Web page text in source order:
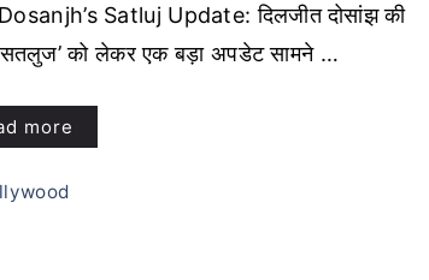
Satluj Update: दिलजीत दोसांझ की
को लेकर एक बड़ा अपडेट सामने …
more